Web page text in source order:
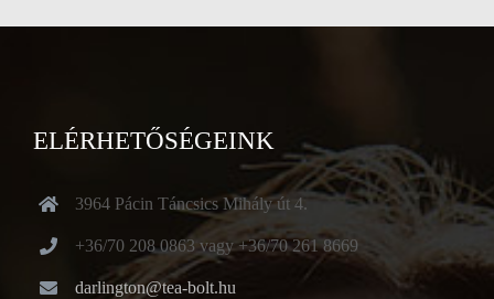
ELÉRHETŐSÉGEINK
3964 Pácin Táncsics Mihály út 4.
+36/70 208 0863 vagy +36/70 261 8669
darlington@tea-bolt.hu